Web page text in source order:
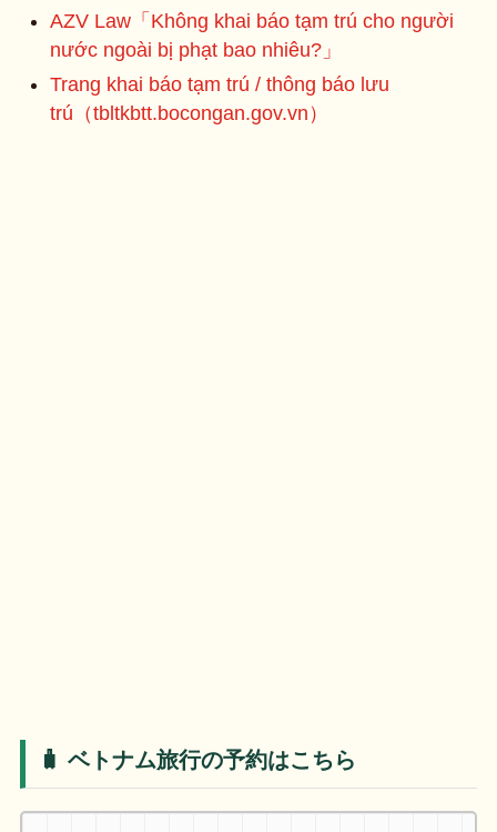
AZV Law「Không khai báo tạm trú cho người
nước ngoài bị phạt bao nhiêu?」
Trang khai báo tạm trú / thông báo lưu
trú（tbltkbtt.bocongan.gov.vn）
🧳 ベトナム旅行の予約はこちら